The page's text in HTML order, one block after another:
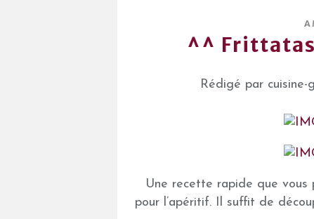
^^
Rédigé par
Une recette rapide que vous
pour l’apéritif. Il suffit de